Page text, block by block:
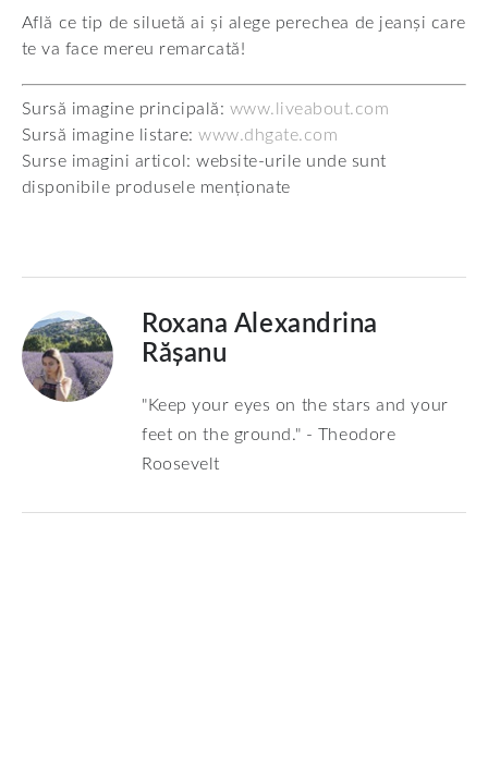
Află ce tip de siluetă ai și alege perechea de jeanși care
te va face mereu remarcată!
Sursă imagine principală: www.liveabout.com
Sursă imagine listare:www.dhgate.com
Surse imagini articol: website-urile unde sunt
disponibile produsele menționate
Roxana Alexandrina
Rășanu
"Keep your eyes on the stars and your
feet on the ground." - Theodore
Roosevelt